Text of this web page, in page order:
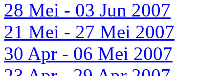
28 Mei - 03 Jun 2007
21 Mei - 27 Mei 2007
30 Apr - 06 Mei 2007